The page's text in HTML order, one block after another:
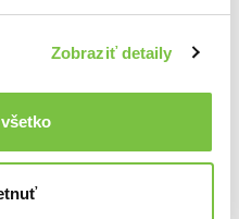
Zobraziť detaily
o 5 dní.
Do košíka